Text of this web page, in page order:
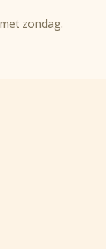
zondag.